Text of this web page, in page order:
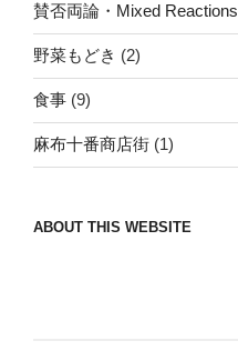
賛否両論・Mixed Reactions
野菜もどき (2)
食事 (9)
麻布十番商店街 (1)
ABOUT THIS WEBSITE